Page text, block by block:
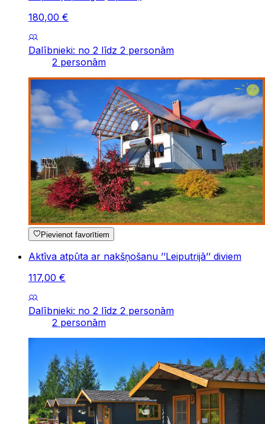
180,00 €
Dalībnieki: no 2 līdz 2 personām
2 personām
Pievienot favorītiem
Aktīva atpūta ar nakšņošanu ’’Leiputrijā’’ diviem
117,00 €
Dalībnieki: no 2 līdz 2 personām
2 personām